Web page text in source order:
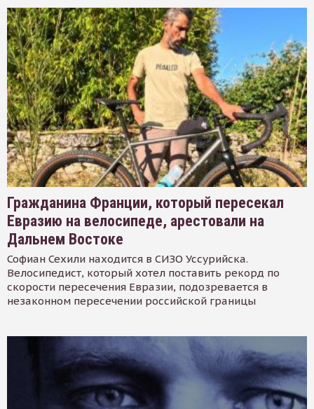
Гражданина Франции, который пересекал
Евразию на велосипеде, арестовали на
Дальнем Востоке
Софиан Сехили находится в СИЗО Уссурийска.
Велосипедист, который хотел поставить рекорд по
скорости пересечения Евразии, подозревается в
незаконном пересечении российской границы